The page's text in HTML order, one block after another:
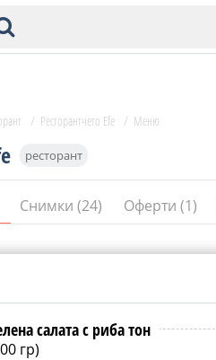
СОФИЯ
ресторант
Снимки (24) Оферти (1)
/ Ресторантчето Efe / Меню
салата с риба тон
гр)